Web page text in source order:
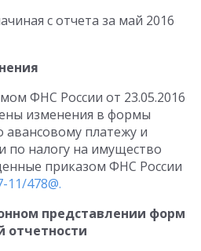
с отчета за май 2016
ФНС России от 23.05.2016
изменения в формы
авансовому платежу и
по налогу на имущество
приказом ФНС России
478@.
представлении форм
отчетности